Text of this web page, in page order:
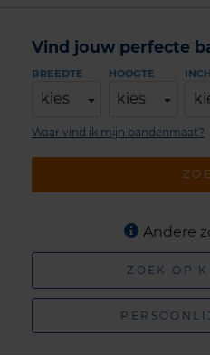
Vind jouw perfecte
BREEDTE
kies
HOOGTE
kies
INCH
Waar vind ik mijn bandenmaat?
Andere
ZOEK OP